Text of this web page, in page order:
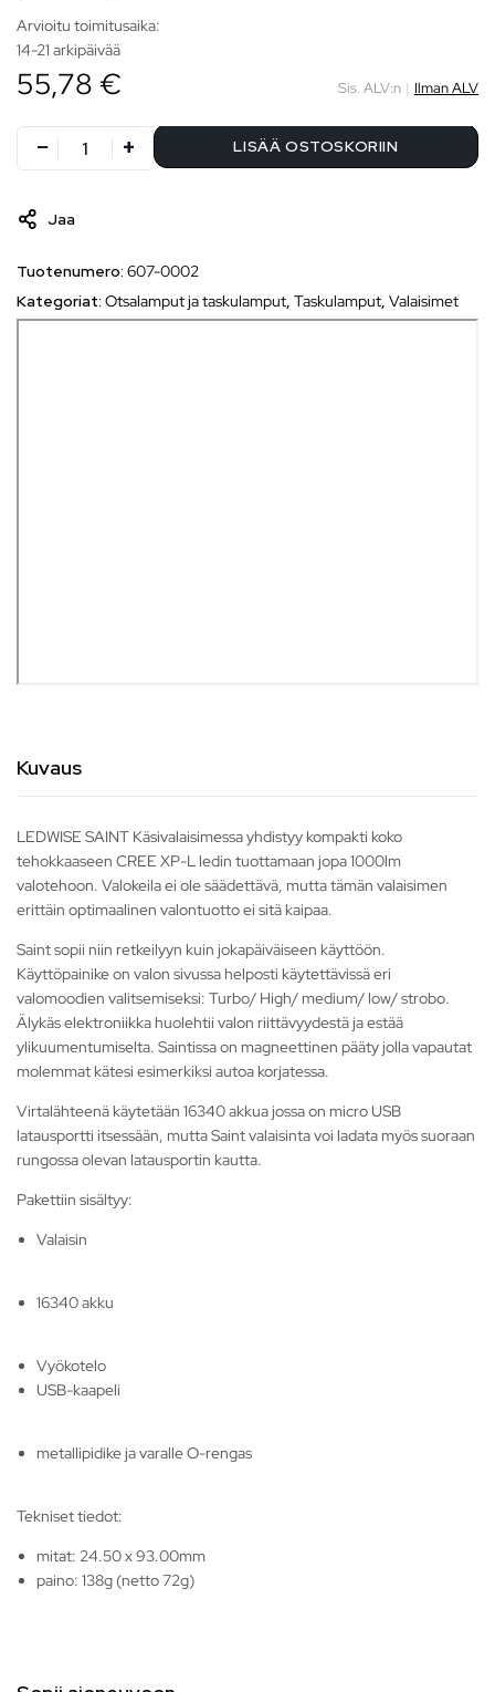
Arvioitu toimitusaika:
14-21 arkipäivää
55,78 € Sis. ALV:n | Ilman ALV
LISÄÄ OSTOSKORIIN
Jaa
Tuotenumero: 607-0002
Kategoriat: Otsalamput ja taskulamput, Taskulamput, Valaisimet
Kuvaus
LEDWISE SAINT Käsivalaisimessa yhdistyy kompakti koko
tehokkaaseen CREE XP-L ledin tuottamaan jopa 1000lm
valotehoon. Valokeila ei ole säädettävä, mutta tämän valaisimen
erittäin optimaalinen valontuotto ei sitä kaipaa.
Saint sopii niin retkeilyyn kuin jokapäiväiseen käyttöön.
Käyttöpainike on valon sivussa helposti käytettävissä eri
valomoodien valitsemiseksi: Turbo/ High/ medium/ low/ strobo.
Älykäs elektroniikka huolehtii valon riittävyydestä ja estää
ylikuumentumiselta. Saintissa on magneettinen pääty jolla vapautat
molemmat kätesi esimerkiksi autoa korjatessa.
Virtalähteenä käytetään 16340 akkua jossa on micro USB
latausportti itsessään, mutta Saint valaisinta voi ladata myös suoraan
rungossa olevan latausportin kautta.
Pakettiin sisältyy:
Valaisin
16340 akku
Vyökotelo
USB-kaapeli
metallipidike ja varalle O-rengas
Tekniset tiedot:
mitat: 24.50 x 93.00mm
paino: 138g (netto 72g)